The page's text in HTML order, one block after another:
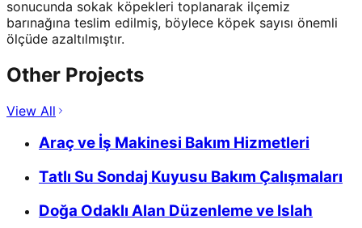
sonucunda sokak köpekleri toplanarak ilçemiz
barınağına teslim edilmiş, böylece köpek sayısı önemli
ölçüde azaltılmıştır.
Other Projects
View All
Araç ve İş Makinesi Bakım Hizmetleri
Tatlı Su Sondaj Kuyusu Bakım Çalışmaları
Doğa Odaklı Alan Düzenleme ve Islah